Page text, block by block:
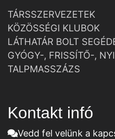
TÁRSSZERVEZETEK
KÖZÖSSÉGI KLUBOK
LÁTHATÁR BOLT
GYÓGY-, FRISSÍTŐ-,
TALPMASSZÁZS
Kontakt infó
Vedd fel velünk a